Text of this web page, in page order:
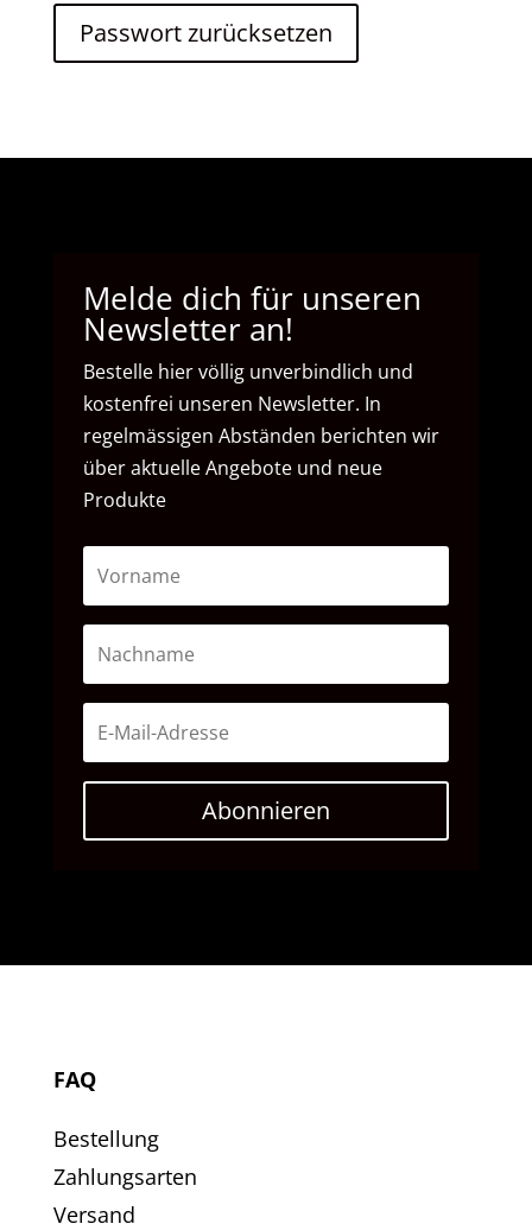
Passwort zurücksetzen
Melde dich für unseren
Newsletter an!
Bestelle hier völlig unverbindlich und
kostenfrei unseren Newsletter. In
regelmässigen Abständen berichten wir
über aktuelle Angebote und neue
Produkte
Abonnieren
FAQ
Bestellung
Zahlungsarten
Versand